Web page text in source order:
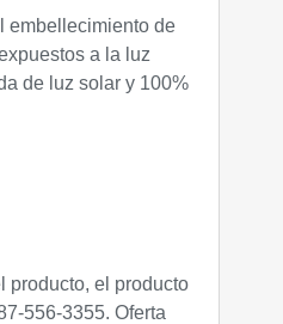
embellecimiento de
a la luz
de luz solar y 100%
producto, el producto
556-3355. Oferta